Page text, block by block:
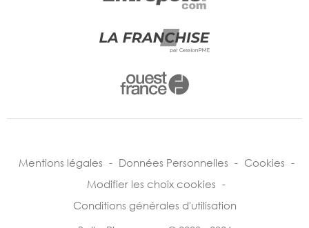
Mentions légales - Données Personnelles - Cookies -
Modifier les choix cookies -
Conditions générales d'utilisation